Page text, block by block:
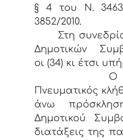
§ 4 του Ν.
3852/2010.
Στη
Δημοτικών
οι (34) κι έτσι
Ο
Πνευματικός
άνω
Δημοτικού
διατάξεις της